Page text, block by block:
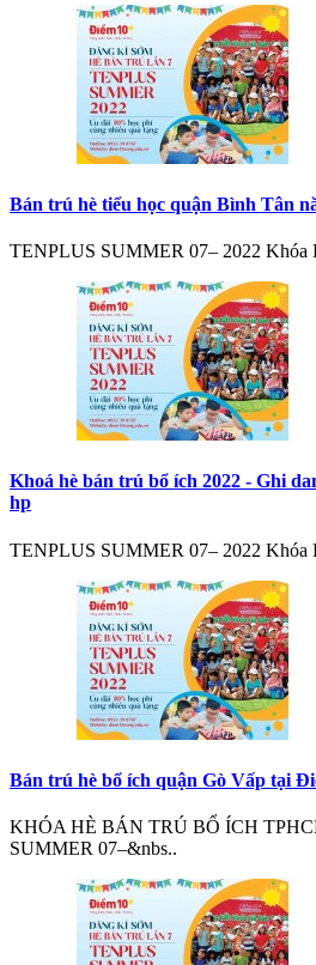
Bán trú hè tiểu học quận Bình Tân
TENPLUS SUMMER 07– 2022 Khóa
Khoá hè bán trú bổ ích 2022 - Ghi
hp
TENPLUS SUMMER 07– 2022 Khóa
Bán trú hè bổ ích quận Gò Vấp tại
KHÓA HÈ BÁN TRÚ BỔ ÍCH
SUMMER 07–&nbs..